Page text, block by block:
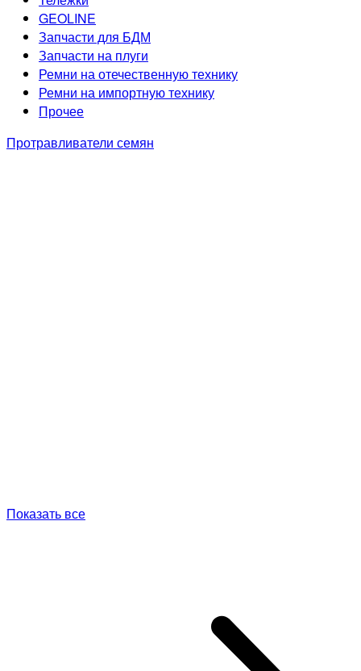
GEOLINE
Запчасти для БДМ
Запчасти на плуги
Ремни на отечественную технику
Ремни на импортную технику
Прочее
Протравливатели семян
Показать все